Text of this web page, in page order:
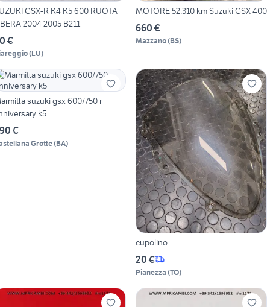
GSX-R K4 K5 600 RUOTA
2004 2005 B211
€
(LU)
MOTORE 52.310 km Suzuki GSX 400
660 €
Mazzano(BS)
suzuki gsx 600/750 r
k5
€
Grotte(BA)
cupolino
20 €
Pianezza (TO)